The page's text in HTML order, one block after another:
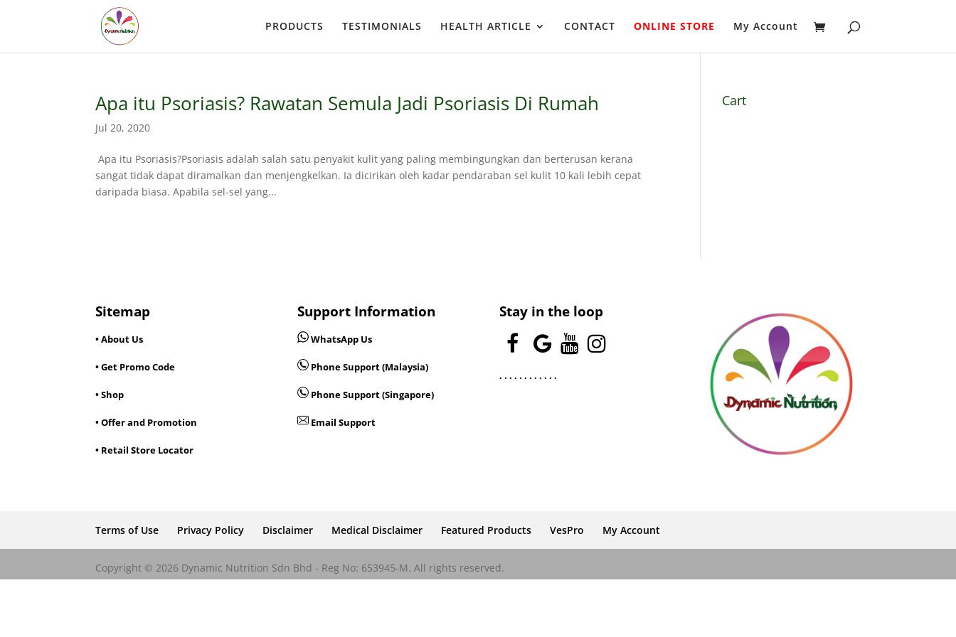
PRODUCTS TESTIMONIALS HEALTH ARTICLE CONTACT ONLINE STORE My Account
Apa itu Psoriasis? Rawatan Semula Jadi Psoriasis Di Rumah
Jul 20, 2020
Apa itu Psoriasis?Psoriasis adalah salah satu penyakit kulit yang paling membingungkan dan berterusan kerana
sangat tidak dapat diramalkan dan menjengkelkan. Ia dicirikan oleh kadar pendaraban sel kulit 10 kali lebih cepat
daripada biasa. Apabila sel-sel yang...
Cart
Sitemap
• About Us
• Get Promo Code
• Shop
• Offer and Promotion
• Retail Store Locator
Support Information
WhatsApp Us
Phone Support (Malaysia)
Phone Support (Singapore)
Email Support
Stay in the loop
. . . . . . . . . . . .
Terms of Use Privacy Policy Disclaimer Medical Disclaimer Featured Products VesPro My Account
Copyright © 2026 Dynamic Nutrition Sdn Bhd - Reg No: 653945-M. All rights reserved.